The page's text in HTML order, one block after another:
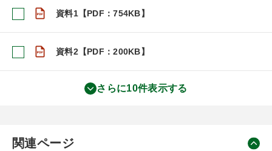
資料1【PDF：754KB】
資料2【PDF：200KB】
さらに10件表示する
関連ページ